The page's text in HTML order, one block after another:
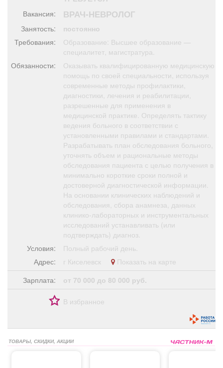
Я - пенсионер
Вакансия: ВРАЧ-НЕВРОЛОГ
Занятость:
постоянно
Требования:
Образование: Высшее образование —
специалитет, магистратура.
Обязанности:
Оказывать квалифицированную медицинскую
помощь по своей специальности, используя
современные методы профилактики,
диагностики, лечения и реабилитации,
разрешенные для применения в
медицинской практике. Определять тактику
ведения больного в соответствии с
установленными правилами и стандартами.
Разрабатывать план обследования больного,
уточнять объем и рациональные методы
обследования пациента с целью получения в
минимально короткие сроки полной и
достоверной диагностической информации.
На основании клинических наблюдений и
обследования, сбора анамнеза, данных
клинико-лабораторных и инструментальных
исследований устанавливать (или
подтверждать) диагноз.
Условия:
Полный рабочий день.
Адрес:
г Киселевск
Показать на карте
Зарплата:
от 70 000 до 80 000 руб.
В избранное
ТОВАРЫ, СКИДКИ, АКЦИИ